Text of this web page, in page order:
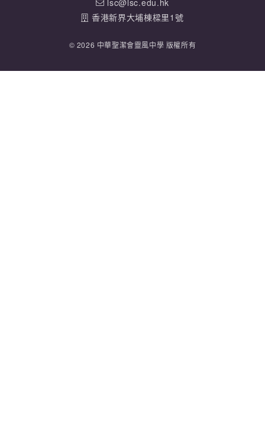
lsc@lsc.edu.hk
香港新界大埔棟樑里1號
© 2026 中華聖潔會靈風中學 版權所有